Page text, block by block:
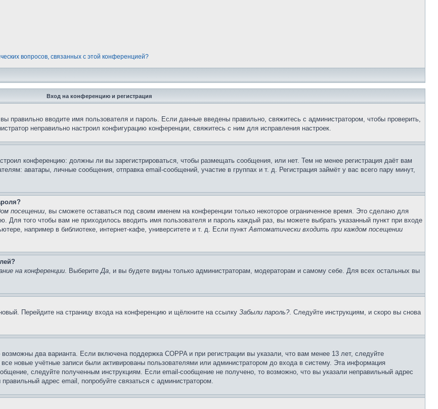
вопросов, связанных с этой конференцией?
Вход на конференцию и регистрация
правильно вводите имя пользователя и пароль. Если данные введены правильно, свяжитесь с администратором, чтобы проверить,
неправильно настроил конфигурацию конференции, свяжитесь с ним для исправления настроек.
конференцию: должны ли вы зарегистрироваться, чтобы размещать сообщения, или нет. Тем не менее регистрация даёт вам
аватары, личные сообщения, отправка email-сообщений, участие в группах и т. д. Регистрация займёт у вас всего пару минут,
посещении, вы сможете оставаться под своим именем на конференции только некоторое ограниченное время. Это сделано для
Для того чтобы вам не приходилось вводить имя пользователя и пароль каждый раз, вы можете выбрать указанный пункт при входе
например в библиотеке, интернет-кафе, университете и т. д. Если пунктАвтоматически входить при каждом посещении
на конференции. ВыберитеДа, и вы будете видны только администраторам, модераторам и самому себе. Для всех остальных вы
Перейдите на страницу входа на конференцию и щёлкните на ссылку Забыли пароль?. Следуйте инструкциям, и скоро вы снова
два варианта. Если включена поддержка COPPA и при регистрации вы указали, что вам менее 13 лет, следуйте
новые учётные записи были активированы пользователями или администратором до входа в систему. Эта информация
следуйте полученным инструкциям. Если email-сообщение не получено, то возможно, что вы указали неправильный адрес
адрес email, попробуйте связаться с администратором.